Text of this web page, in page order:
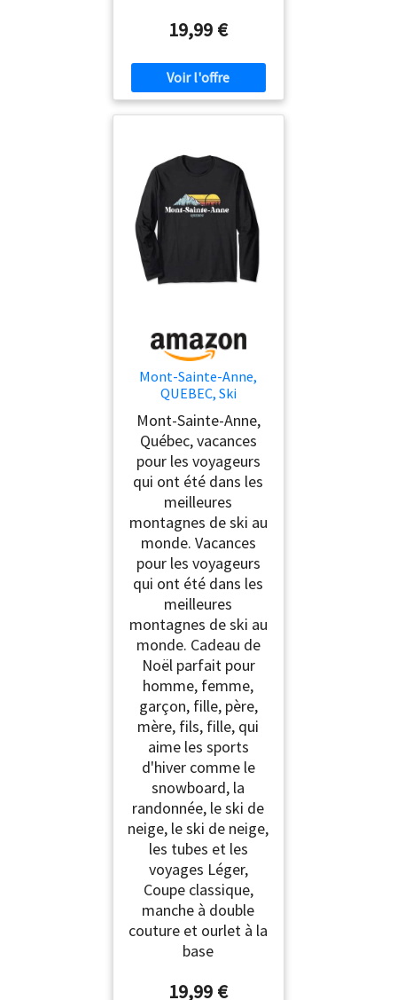
19,99 €
Mont-Sainte-Anne,
QUEBEC, Ski
Snowboard
Randonnée Manche
Longue
Mont-Sainte-Anne,
Québec, vacances
pour les voyageurs
qui ont été dans les
meilleures
montagnes de ski au
monde. Vacances
pour les voyageurs
qui ont été dans les
meilleures
montagnes de ski au
monde. Cadeau de
Noël parfait pour
homme, femme,
garçon, fille, père,
mère, fils, fille, qui
aime les sports
d'hiver comme le
snowboard, la
randonnée, le ski de
neige, le ski de neige,
les tubes et les
voyages Léger,
Coupe classique,
manche à double
couture et ourlet à la
base
19,99 €